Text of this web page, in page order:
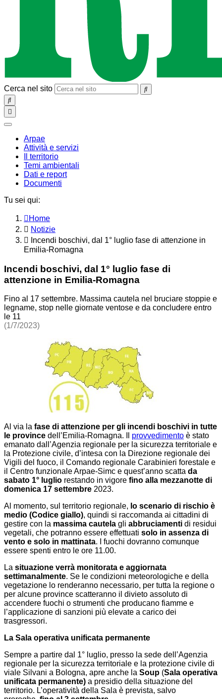
Cerca nel sito
SEARCH
Toggle
navigation
chiudi
Arpae
Attività e servizi
Il territorio
Temi ambientali
Dati e report
Documenti
Tu sei qui:
Home
Notizie
Incendi boschivi, dal 1° luglio fase di attenzione in
Emilia-Romagna
Incendi boschivi, dal 1° luglio fase di
attenzione in Emilia-Romagna
Fino al 17 settembre. Massima cautela nel bruciare stoppie e
legname, stop nelle giornate ventose e da concludere entro
le 11
(1/7/2023)
Al via la fase di attenzione per gli incendi boschivi in tutte
le province dell’Emilia-Romagna. Il provvedimento è stato
emanato dall’Agenzia regionale per la sicurezza territoriale e
la Protezione civile, d’intesa con la Direzione regionale dei
Vigili del fuoco, il Comando regionale Carabinieri forestale e
il Centro funzionale Arpae-Simc e quest’anno scatta da
sabato 1° luglio restando in vigore fino alla mezzanotte di
domenica 17 settembre 2023.
Al momento, sul territorio regionale, lo scenario di rischio è
medio (Codice giallo), quindi si raccomanda ai cittadini di
gestire con la massima cautela gli abbruciamenti di residui
vegetali, che potranno essere effettuati solo in assenza di
vento e solo in mattinata. I fuochi dovranno comunque
essere spenti entro le ore 11.00.
La situazione verrà monitorata e aggiornata
settimanalmente. Se le condizioni meteorologiche e della
vegetazione lo renderanno necessario, per tutta la regione o
per alcune province scatteranno il divieto assoluto di
accendere fuochi o strumenti che producano fiamme e
l’applicazione di sanzioni più elevate a carico dei
trasgressori.
La Sala operativa unificata permanente
Sempre a partire dal 1° luglio, presso la sede dell’Agenzia
regionale per la sicurezza territoriale e la protezione civile di
viale Silvani a Bologna, apre anche la Soup (Sala operativa
unificata permanente) a presidio della situazione del
territorio. L’operatività della Sala è prevista, salvo